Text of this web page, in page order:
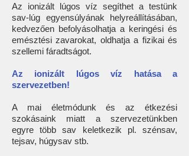
Az ionizált lúgos víz segíthet a testünk
sav-lúg egyensúlyának helyreállításában,
kedvezően befolyásolhatja a keringési és
emésztési zavarokat, oldhatja a fizikai és
szellemi fáradtságot.
Az ionizált lúgos víz hatása a
szervezetben!
A mai életmódunk és az étkezési
szokásaink miatt a szervezetünkben
egyre több sav keletkezik pl. szénsav,
tejsav, húgysav stb.